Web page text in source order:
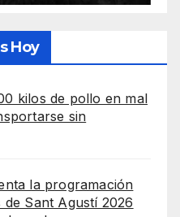
Hoy
kilos de pollo en mal
sin
la programación
de Sant Agustí 2026